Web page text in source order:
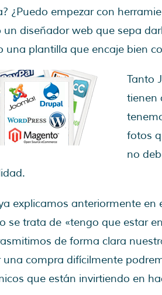
¿Puedo empezar con
un diseñador web que sepa
una plantilla que encaje bien
Tanto
tienen
fotos
no
explicamos anteriormente en
se trata de «tengo que estar
de forma clara
una compra difícilmente
que están invirtiendo en